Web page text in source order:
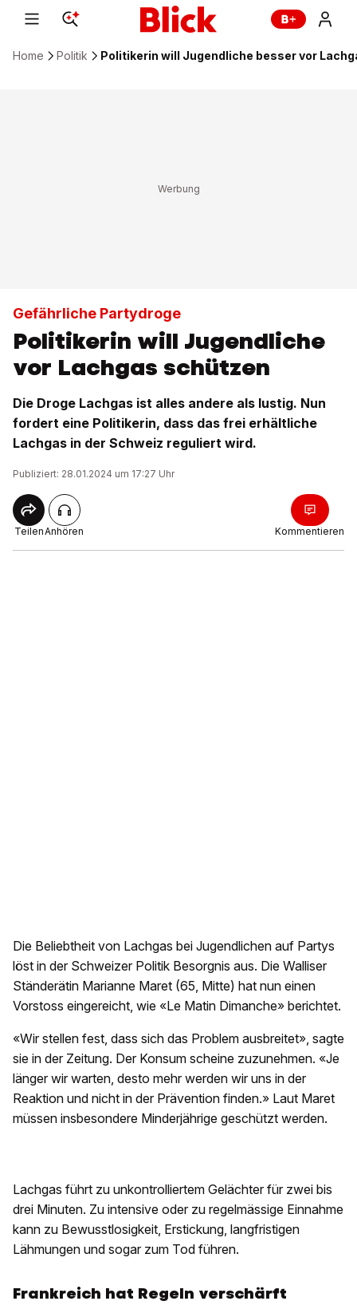
Home Politik Politikerin will Jugendliche besser vor
Gefährliche Partydroge
Politikerin will Jugendliche
vor Lachgas schützen
Die Droge Lachgas ist alles andere als lustig. Nun
fordert eine Politikerin, dass das frei erhältliche
Lachgas in der Schweiz reguliert wird.
Publiziert: 28.01.2024 um 17:27 Uhr
TeilenAnhören Kommentieren
Die Beliebtheit von Lachgas bei Jugendlichen auf Partys
löst in der Schweizer Politik Besorgnis aus. Die Walliser
Ständerätin Marianne Maret (65, Mitte) hat nun einen
Vorstoss eingereicht, wie «Le Matin Dimanche» berichtet.
«Wir stellen fest, dass sich das Problem ausbreitet», sagte
sie in der Zeitung. Der Konsum scheine zuzunehmen. «Je
länger wir warten, desto mehr werden wir uns in der
Reaktion und nicht in der Prävention finden.» Laut Maret
müssen insbesondere Minderjährige geschützt werden.
Lachgas führt zu unkontrolliertem Gelächter für zwei bis
drei Minuten. Zu intensive oder zu regelmässige Einnahme
kann zu Bewusstlosigkeit, Erstickung, langfristigen
Lähmungen und sogar zum Tod führen.
Frankreich hat Regeln verschärft